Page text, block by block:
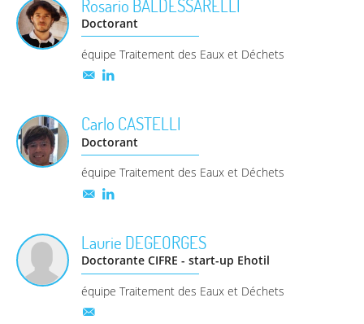
Rosario BALDESSARELLI
Doctorant
équipe Traitement des Eaux et Déchets
Carlo CASTELLI
Doctorant
équipe Traitement des Eaux et Déchets
Laurie DEGEORGES
Doctorante CIFRE - start-up Ehotil
équipe Traitement des Eaux et Déchets